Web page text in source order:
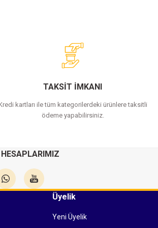
TAKSİT İMKANI
kartları ile tüm kategorilerdeki ürünlere taksitli
ödeme yapabilirsiniz.
Üyelik
Yeni Üyelik